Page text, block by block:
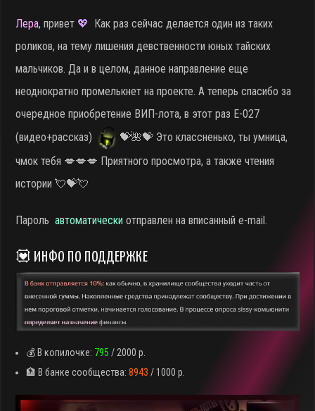
Лера, привет 💖
Как раз сейчас делается один из таких
роликов, на тему лишения девственности юных тайских
мальчиков. Да и в целом, данное направление еще
неоднократно промелькнет на проекте. А теперь спасибо за
очередное приобретение ВИП-лота, в этот раз E-027
(видео+рассказ)
💝🌺💝 Это классненько, ты умница,
чмок тебя 💋💋💋 Приятного просмотра, а также чтения
истории 💘💝💘
Парольавтоматически отправлен на вписанный e-mail.
💟 ИНФО ПО ПОДДЕРЖКЕ
💰 В копилочке: 795/ 2000 р.
🏦 В банке сообщества:8943 / 1000 р.